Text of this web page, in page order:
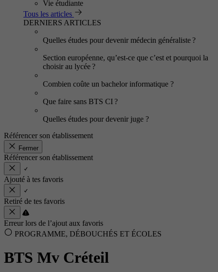
Vie étudiante
Tous les articles
DERNIERS ARTICLES
Quelles études pour devenir médecin généraliste ?
Section européenne, qu’est-ce que c’est et pourquoi la
choisir au lycée ?
Combien coûte un bachelor informatique ?
Que faire sans BTS CI ?
Quelles études pour devenir juge ?
Référencer son établissement
Fermer
Référencer son établissement
Ajouté à tes favoris
Retiré de tes favoris
Erreur lors de l’ajout aux favoris
PROGRAMME, DÉBOUCHÉS ET ÉCOLES
BTS Mv Créteil